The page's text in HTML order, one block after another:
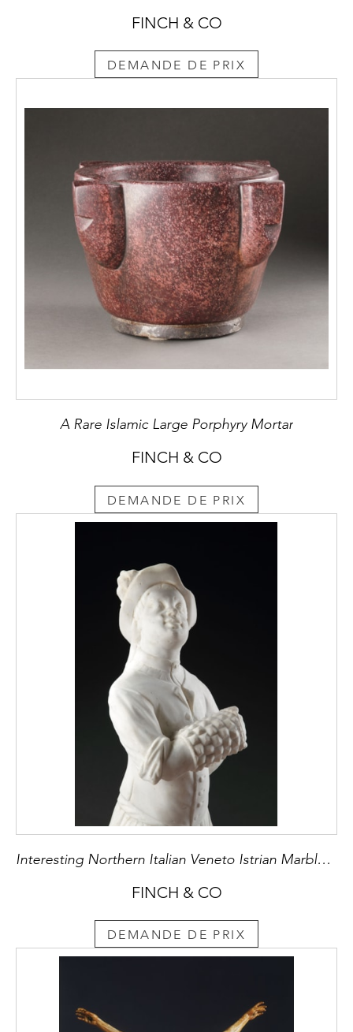
FINCH & CO
DEMANDE DE PRIX
A Rare Islamic Large Porphyry Mortar
FINCH & CO
DEMANDE DE PRIX
Interesting Northern Italian Veneto Istrian Marble Sculpture of a ‘Pallonista’ a Player of the Renaissance Game ‘Pallone Col Bracciale’
FINCH & CO
DEMANDE DE PRIX